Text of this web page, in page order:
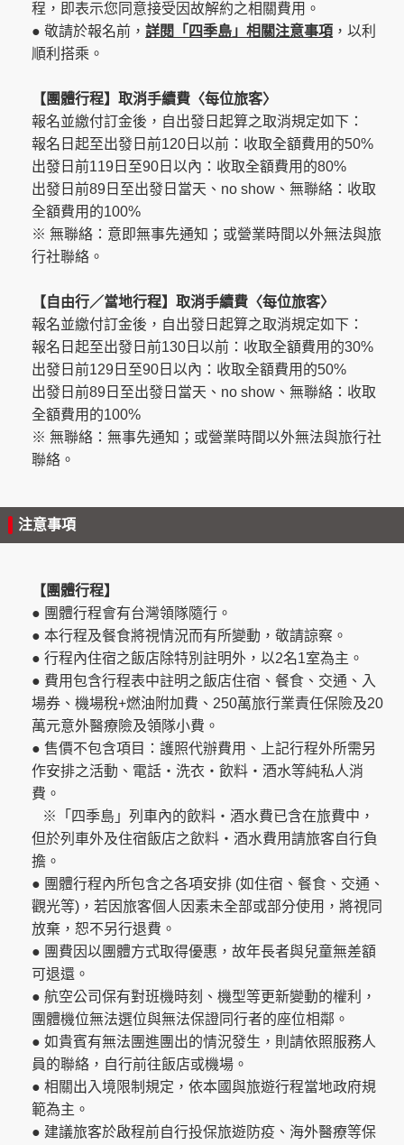
程，即表示您同意接受因故解約之相關費用。
● 敬請於報名前， 詳閱「四季島」相關注意事項 ，以利
順利搭乘。
【團體行程】取消手續費〈每位旅客〉
報名並繳付訂金後，自出發日起算之取消規定如下：
報名日起至出發日前120日以前：收取全額費用的50%
出發日前119日至90日以內：收取全額費用的80%
出發日前89日至出發日當天、no show、無聯絡：收取
全額費用的100%
※ 無聯絡：意即無事先通知；或營業時間以外無法與旅
行社聯絡。
【自由行／當地行程】取消手續費〈每位旅客〉
報名並繳付訂金後，自出發日起算之取消規定如下：
報名日起至出發日前130日以前：收取全額費用的30%
出發日前129日至90日以內：收取全額費用的50%
出發日前89日至出發日當天、no show、無聯絡：收取
全額費用的100%
※ 無聯絡：無事先通知；或營業時間以外無法與旅行社
聯絡。
注意事項
【團體行程】
● 團體行程會有台灣領隊隨行。
● 本行程及餐食將視情況而有所變動，敬請諒察。
● 行程內住宿之飯店除特別註明外，以2名1室為主。
● 費用包含行程表中註明之飯店住宿、餐食、交通、入
場券、機場稅+燃油附加費、250萬旅行業責任保險及20
萬元意外醫療險及領隊小費。
● 售價不包含項目：護照代辦費用、上記行程外所需另
作安排之活動、電話・洗衣・飲料・酒水等純私人消
費。
※「四季島」列車內的飲料・酒水費已含在旅費中，
但於列車外及住宿飯店之飲料・酒水費用請旅客自行負
擔。
● 團體行程內所包含之各項安排 (如住宿、餐食、交通、
觀光等)，若因旅客個人因素未全部或部分使用，將視同
放棄，恕不另行退費。
● 團費因以團體方式取得優惠，故年長者與兒童無差額
可退還。
● 航空公司保有對班機時刻、機型等更新變動的權利，
團體機位無法選位與無法保證同行者的座位相鄰。
● 如貴賓有無法團進團出的情況發生，則請依照服務人
員的聯絡，自行前往飯店或機場。
● 相關出入境限制規定，依本國與旅遊行程當地政府規
範為主。
● 建議旅客於啟程前自行投保旅遊防疫、海外醫療等保